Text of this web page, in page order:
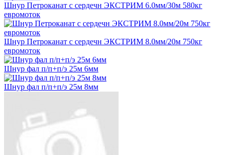
Шнур Петроканат с сердечн ЭКСТРИМ 6.0мм/30м 580кг
евромоток
Шнур Петроканат с сердечн ЭКСТРИМ 8.0мм/20м 750кг
евромоток
Шнур фал п/п+п/э 25м 6мм
Шнур фал п/п+п/э 25м 8мм